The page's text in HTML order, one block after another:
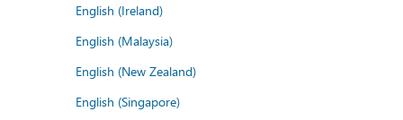
English (Ireland)
English (Malaysia)
English (New Zealand)
English (Singapore)